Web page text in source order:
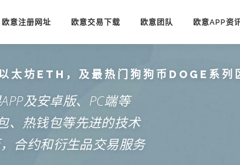
欧意注册网址 欧意交易下载 欧意团队 欧意APP资
坊ETH，及最热门狗狗币DOGE系列
及安卓版、PC端等
、热钱包等先进的技术
合约和衍生品交易服务